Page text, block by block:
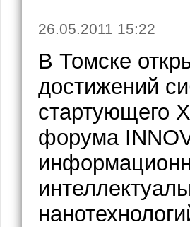
26.05.2011 15:22
В Томске
достижений
стартующего
форума